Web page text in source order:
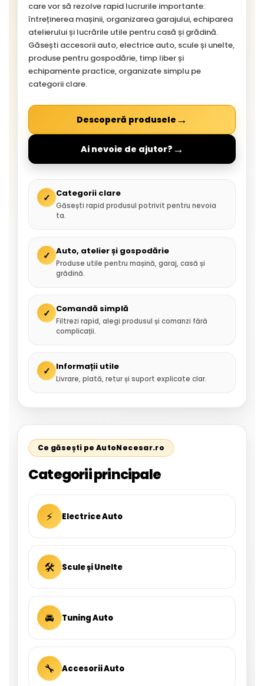
care vor să rezolve rapid lucrurile importante:
întreținerea mașinii, organizarea garajului, echiparea
atelierului și lucrările utile pentru casă și grădină.
Găsești accesorii auto, electrice auto, scule și unelte,
produse pentru gospodărie, timp liber și
echipamente practice, organizate simplu pe
categorii clare.
Descoperă produsele →
Ai nevoie de ajutor? →
✓ Categorii clare
Găsești rapid produsul potrivit pentru nevoia
ta.
✓ Auto, atelier și gospodărie
Produse utile pentru mașină, garaj, casă și
grădină.
✓ Comandă simplă
Filtrezi rapid, alegi produsul și comanzi fără
complicații.
✓ Informații utile
Livrare, plată, retur și suport explicate clar.
Ce găsești pe AutoNecesar.ro
Categorii principale
⚡ Electrice Auto
🛠 Scule și Unelte
🚘 Tuning Auto
🔧 Accesorii Auto